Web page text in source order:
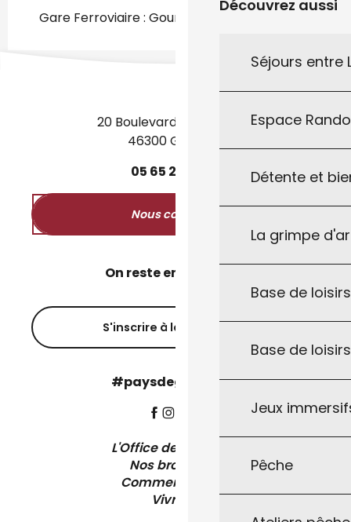
Découvrez aussi
Séjours entre
Espace
Détente et
La grimpe
Base de
Base de
Jeux
Pêche
Gare Ferroviaire : Gourdon à 1km
20 Boulevard des Martyrs
46300 Gourdon
05 65 27
Nous contacter
On reste en contact ?
S'inscrire à la newsletter
#paysdegourdon !
L'Office de Tourisme
Nos brochures
Comment venir ?
Vivre ici